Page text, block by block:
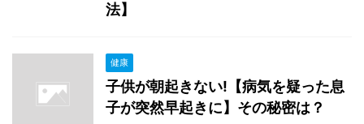
法】
健康
子供が朝起きない!【病気を疑った息
子が突然早起きに】その秘密は？